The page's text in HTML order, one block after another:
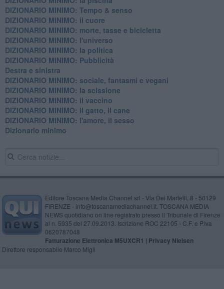
DIZIONARIO MINIMO: Tempo & senso
DIZIONARIO MINIMO: il cuore
DIZIONARIO MINIMO: morte, tasse e bicicletta
DIZIONARIO MINIMO: l'universo
DIZIONARIO MINIMO: la politica
DIZIONARIO MINIMO: Pubblicità
Destra e sinistra
DIZIONARIO MINIMO: sociale, fantasmi e vegani
DIZIONARIO MINIMO: la scissione
DIZIONARIO MINIMO: il vaccino
DIZIONARIO MINIMO: il gatto, il cane
DIZIONARIO MINIMO: l'amore, il sesso
Dizionario minimo
Editore Toscana Media Channel srl - Via Dei Martelli, 8 - 50129
FIRENZE - info@toscanamediachannel.it. TOSCANA MEDIA
NEWS quotidiano on line registrato presso il Tribunale di Firenze
al n. 5935 del 27.09.2013. Iscrizione ROC 22105 - C.F. e P.Iva
0620787048
Fatturazione Elettronica M5UXCR1 | Privacy Nielsen
Direttore responsabile Marco Migli